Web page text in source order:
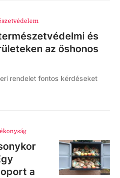
és
az őshonos
rendelet fontos kérdéseket
a